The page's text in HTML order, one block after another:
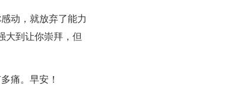
动，就放弃了能力
大到让你崇拜，但
痛。早安！